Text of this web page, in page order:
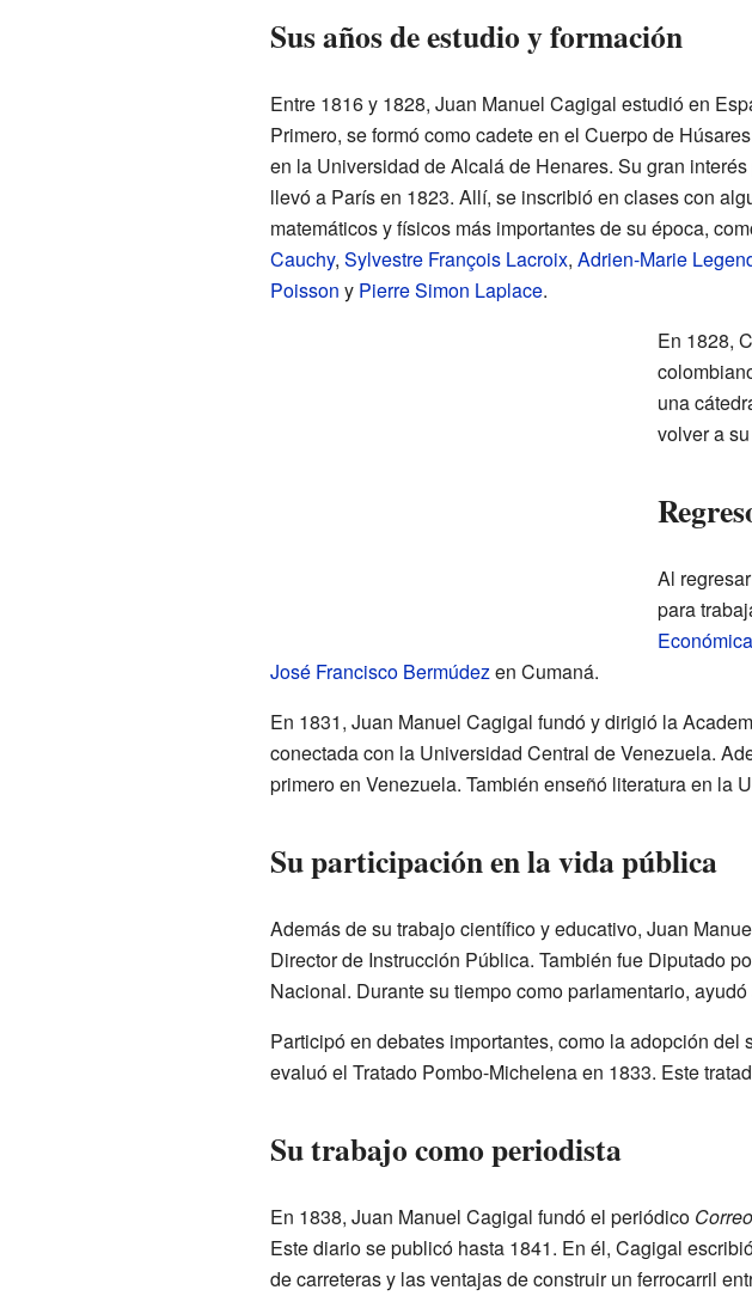
Sus años de estudio y formación
Entre 1816 y 1828, Juan Manuel Cagigal estudió en
Primero, se formó como cadete en el Cuerpo de
en la Universidad de Alcalá de Henares. Su gran
llevó a París en 1823. Allí, se inscribió en clases con
matemáticos y físicos más importantes de su época,
Cauchy, Sylvestre François Lacroix, Adrien-Marie
Poisson y Pierre Simon Laplace.
En 1828,
una
volver a
Al
para
José Francisco Bermúdezen Cumaná.
En 1831, Juan Manuel Cagigal fundó y dirigió la
conectada con la Universidad Central de Venezuela.
primero en Venezuela. También enseñó literatura en la
Su participación en la vida pública
Además de su trabajo científico y educativo, Juan
Director de Instrucción Pública. También fue Diputado
Nacional. Durante su tiempo como parlamentario,
Participó en debates importantes, como la adopción
evaluó el Tratado Pombo-Michelena en 1833. Este
Su trabajo como periodista
En 1838, Juan Manuel Cagigal fundó el periódico
Este diario se publicó hasta 1841. En él, Cagigal
de carreteras y las ventajas de construir un ferrocarril